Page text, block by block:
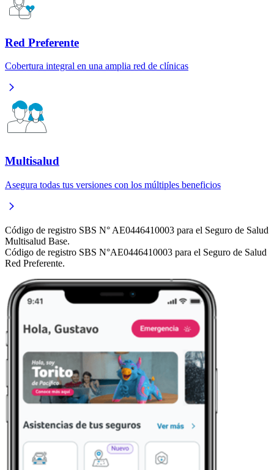
Red Preferente
Cobertura integral en una amplia red de clínicas
Multisalud
Asegura todas tus versiones con los múltiples beneficios
Código de registro SBS N° AE0446410003 para el Seguro de Salud
Multisalud Base.
Código de registro SBS N°AE0446410003 para el Seguro de Salud
Red Preferente.